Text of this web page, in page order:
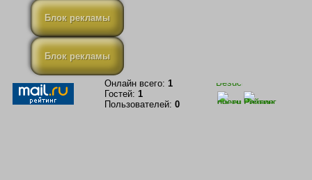
Блок рекламы
Блок рекламы
Онлайн всего: 1
Гостей: 1
Пользователей: 0